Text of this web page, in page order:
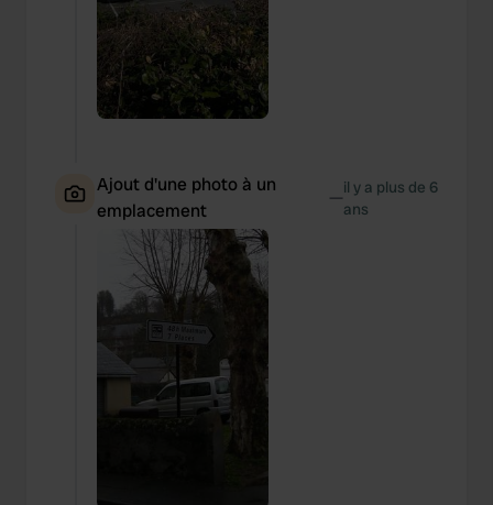
provide social media features and to analyse our traffic.
We also share information about your use of our site with
our social media, advertising and analytics partners who
may combine it with other information that you’ve
provided to them or that they’ve collected from your use
Ajout d'une photo à un
emplacement
—il y a plus de 6
ans